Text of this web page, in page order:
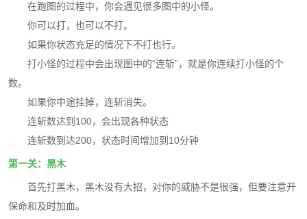
在跑图的过程中，你会遇见很多图中的小怪。
你可以打，也可以不打。
如果你状态充足的情况下不打也行。
打小怪的过程中会出现图中的“连斩”，就是你连续打小怪的个
数。
如果你中途挂掉，连斩消失。
连斩数达到100，会出现各种状态
连斩数到达200，状态时间增加到10分钟
第一关：黑木
首先打黑木，黑木没有大招，对你的威胁不是很强，但要注意开
保命和及时加血。